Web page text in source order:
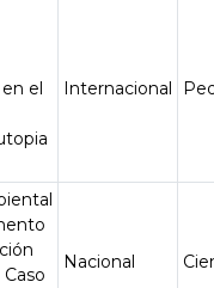
el
Internacional
Nacional